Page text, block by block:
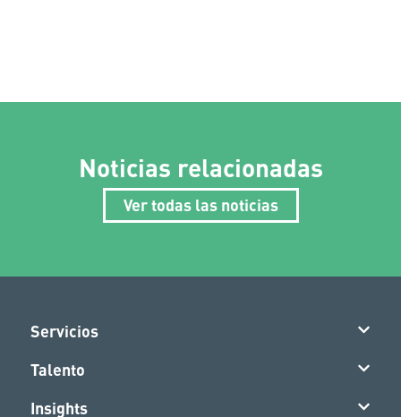
Noticias relacionadas
Ver todas las noticias
Servicios
Talento
Insights